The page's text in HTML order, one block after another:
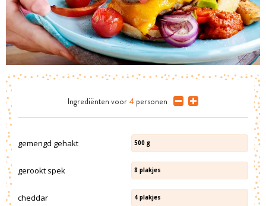
Ingrediënten voor 4 personen
gemengd gehakt 500 g
gerookt spek 8 plakjes
cheddar 4 plakjes